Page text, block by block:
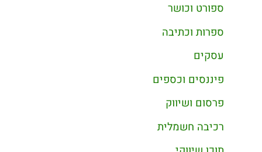
ספורט וכושר
ספרות וכתיבה
עסקים
פיננסים וכספים
פרסום ושיווק
רכיבה חשמלית